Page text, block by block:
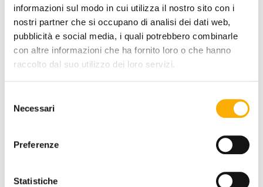
informazioni sul modo in cui utilizza il nostro sito con i
nostri partner che si occupano di analisi dei dati web,
pubblicità e social media, i quali potrebbero combinarle
con altre informazioni che ha fornito loro o che hanno
raccolto dal suo utilizzo dei loro servizi.
delNecessari
Preferenze
Statistiche